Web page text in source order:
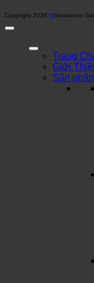
Copyright 2026 ©Showroom
Trang
Giới
Sản